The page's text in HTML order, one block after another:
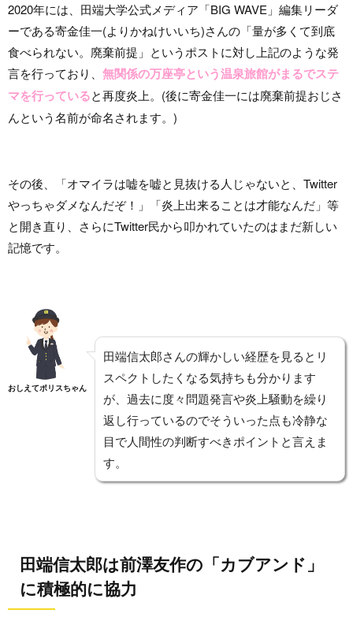
2020年には、田端大学公式メディア「BIG WAVE」編集リーダ
ーである寄金佳一(よりかねけいいち)さんの「量が多くて到底
食べられない。廃棄前提」というポストに対し上記のような発
言を行っており、 無関係の万座亭という温泉旅館がまるでステ
マを行っていると再度炎上。(後に寄金佳一には廃棄前提おじさ
んという名前が命名されます。)
その後、「オマイラは嘘を嘘と見抜ける人じゃないと、Twitter
やっちゃダメなんだぞ！」「炎上出来ることは才能なんだ」等
と開き直り、さらにTwitter民から叩かれていたのはまだ新しい
記憶です。
おしえてポリスちゃん
田端信太郎さんの輝かしい経歴を見るとリ
スペクトしたくなる気持ちも分かります
が、過去に度々問題発言や炎上騒動を繰り
返し行っているのでそういった点も冷静な
目で人間性の判断すべきポイントと言えま
す。
田端信太郎は前澤友作の「カブアンド」
に積極的に協力